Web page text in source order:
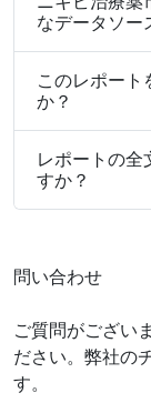
なデータソー
このレポート
か？
レポートの
すか？
問い合わせ
ご質問がござい
ださい。弊社の
す。